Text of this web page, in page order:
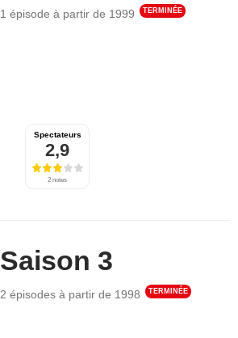
1 épisode à partir de 1999 TERMINÉE
Spectateurs
2,9
2 notes
Saison 3
2 épisodes à partir de 1998 TERMINÉE